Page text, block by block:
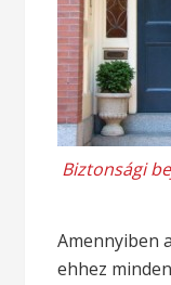
Biztonsági
Amennyiben
ehhez